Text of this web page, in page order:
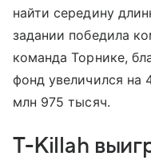
найти середину
задании победила
команда Торнике,
фонд увеличился на
млн 975 тысяч.
T-Killah